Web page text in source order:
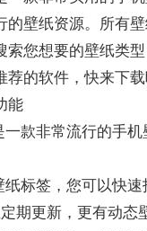
的壁纸资源。所有
索您想要的壁纸类
荐的软件，快来下载
能
一款非常流行的手
标签，您可以快速
期更新，更有动态